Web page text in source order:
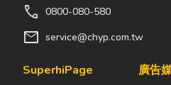
因此，選擇專
業的高雄電器
僅能快速排除
換來員工
辦公室空
call 0800-080-580
mail service@chyp.com.tw
SuperhiPage 廣告